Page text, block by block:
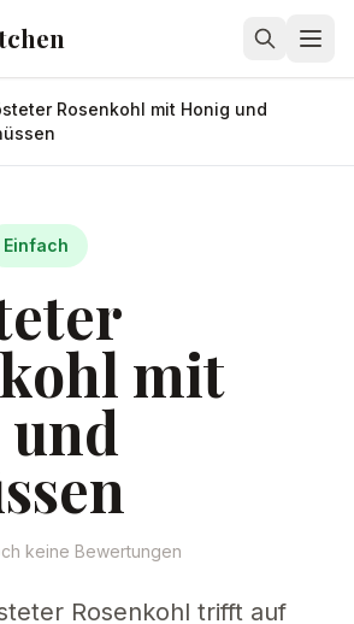
Rosenkohl mit Honig und
Einfach
mit
keine Bewertungen
Rosenkohl trifft auf